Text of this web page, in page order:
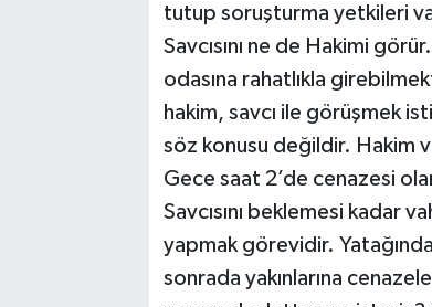
tutup soruşturma yetkileri
Savcısını ne de Hakimi
odasına rahatlıkla
hakim, savcı ile görüşmek
söz konusu değildir. Hakim
Gece saat 2’de cenazesi
Savcısını beklemesi kadar
yapmak görevidir.
sonrada yakınlarına